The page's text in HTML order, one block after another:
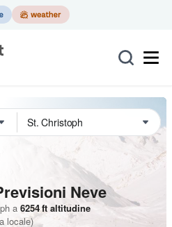
Neve
a 6254ft altitudine
locale)